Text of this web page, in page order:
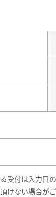
受付は入力日
けない場合が